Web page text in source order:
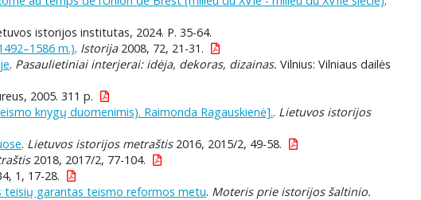
istorijos institutas, 2024. P. 35-64.
m.). Istorija2008, 72, 21-31.
. Pasaulietiniai interjerai: idėja, dekoras, dizainas. Vilnius: Vilniaus dailės
2005. 311 p.
knygų duomenimis). Raimonda Ragauskienė].. Lietuvos istorijos
. Lietuvos istorijos metraštis2016, 2015/2, 49-58.
2018, 2017/2, 77-104.
1, 17-28.
teisių garantas teismo reformos metu. Moteris prie istorijos šaltinio.